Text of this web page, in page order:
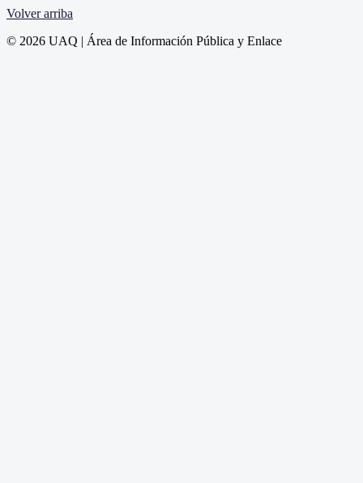
Volver arriba
© 2026 UAQ | Área de Información Pública y Enlace